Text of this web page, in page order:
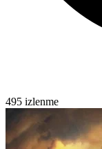
495 izlenme